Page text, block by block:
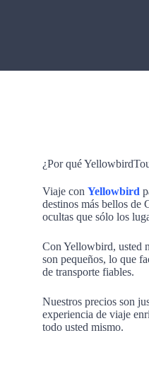
¿Por qué
Viaje con Yellowbird
destinos más bellos de
ocultas que sólo los
Con Yellowbird, usted
son pequeños, lo que
de transporte fiables.
Nuestros precios son
experiencia de viaje
todo usted mismo.